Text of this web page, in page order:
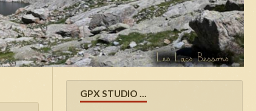
GPX STUDIO ...